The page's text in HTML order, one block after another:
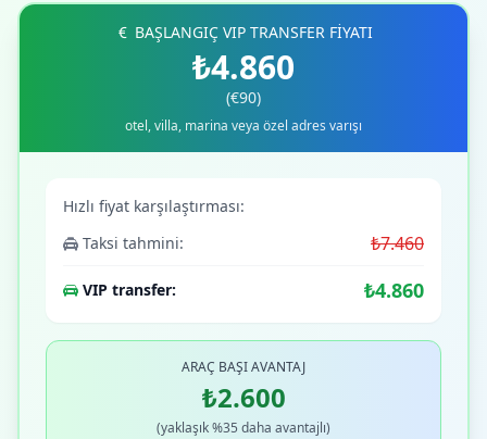
BAŞLANGIÇ VIP TRANSFER FİYATI
₺4.860
(€90)
otel, villa, marina veya özel adres varışı
Hızlı fiyat karşılaştırması:
Taksi tahmini:
₺7.460
VIP transfer: ₺4.860
ARAÇ BAŞI AVANTAJ
₺2.600
(yaklaşık %35 daha avantajlı)